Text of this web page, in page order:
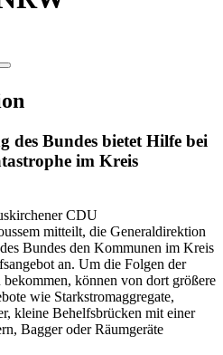
des Bundes bietet Hilfe bei
im Kreis
CDU
mitteilt, die Generaldirektion
Bundes den Kommunen im Kreis
an. Um die Folgen der
können von dort größere
wie Starkstromaggregate,
kleine Behelfsbrücken mit einer
Bagger oder Räumgeräte